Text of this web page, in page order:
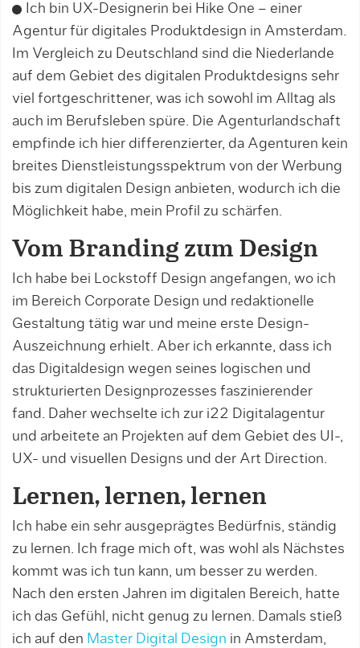
Ich bin UX-Designerin bei Hike One – einer
Agentur für digitales Produktdesign in Amsterdam.
Im Vergleich zu Deutschland sind die Niederlande
auf dem Gebiet des digitalen Produktdesigns sehr
viel fortgeschrittener, was ich sowohl im Alltag als
auch im Berufsleben spüre. Die Agenturlandschaft
empfinde ich hier differenzierter, da Agenturen kein
breites Dienstleistungsspektrum von der Werbung
bis zum digitalen Design anbieten, wodurch ich die
Möglichkeit habe, mein Profil zu schärfen.
Vom Branding zum Design
Ich habe bei Lockstoff Design angefangen, wo ich
im Bereich Corporate Design und redaktionelle
Gestaltung tätig war und meine erste Design-
Auszeichnung erhielt. Aber ich erkannte, dass ich
das Digitaldesign wegen seines logischen und
strukturierten Designprozesses faszinierender
fand. Daher wechselte ich zur i22 Digitalagentur
und arbeitete an Projekten auf dem Gebiet des UI-,
UX- und visuellen Designs und der Art Direction.
Lernen, lernen, lernen
Ich habe ein sehr ausgeprägtes Bedürfnis, ständig
zu lernen. Ich frage mich oft, was wohl als Nächstes
kommt was ich tun kann, um besser zu werden.
Nach den ersten Jahren im digitalen Bereich, hatte
ich das Gefühl, nicht genug zu lernen. Damals stieß
ich auf den Master Digital Design in Amsterdam,